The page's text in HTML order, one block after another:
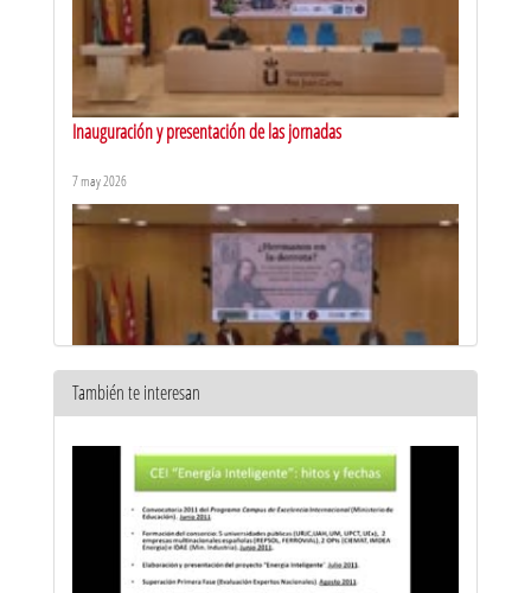
Inauguración y presentación de las jornadas
7 may 2026
También te interesan